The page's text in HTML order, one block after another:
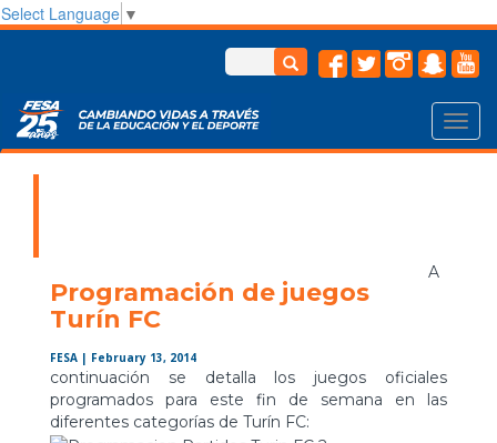
Select Language ▼
Programación de juegos
Turín FC
FESA | February 13, 2014
A
continuación se detalla los juegos oficiales
programados para este fin de semana en las
diferentes categorías de Turín FC: